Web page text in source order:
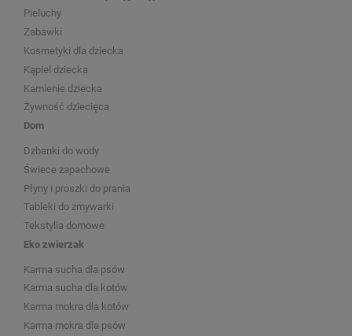
Pieluchy
Zabawki
Kosmetyki dla dziecka
Kąpiel dziecka
Kamienie dziecka
Żywność dziecięca
Dom
Dzbanki do wody
Świece zapachowe
Płyny i proszki do prania
Tableki do zmywarki
Tekstylia domowe
Eko zwierzak
Karma sucha dla psów
Karma sucha dla kotów
Karma mokra dla kotów
Karma mokra dla psów